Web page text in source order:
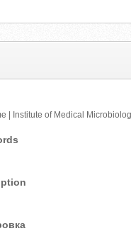
| Institute of Medical